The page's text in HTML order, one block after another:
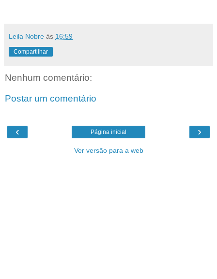
Leila Nobre às 16:59
Compartilhar
Nenhum comentário:
Postar um comentário
‹ ›
Página inicial
Ver versão para a web